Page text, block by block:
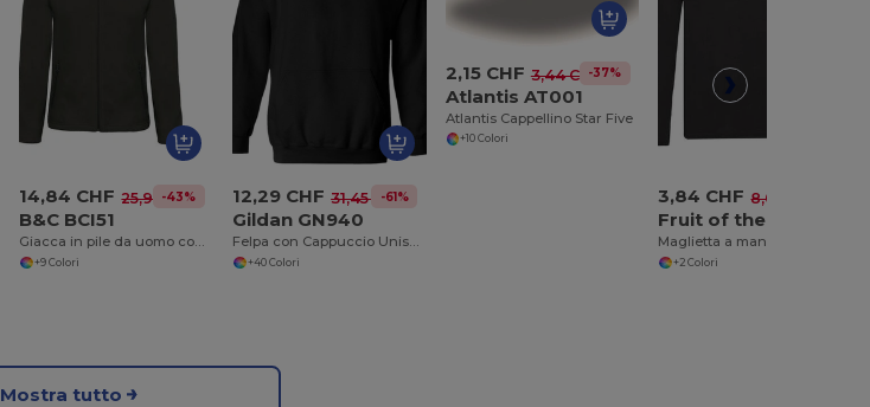
14,84 CHF 25,93 CHF
-43%
B&C BCI51
Giacca in pile da uomo con zip
+9 Colori
12,29 CHF 31,45 CHF
-61%
Gildan GN940
Felpa con Cappuccio Unisex in Cotone e Poliestere di Alta Qualità
+40 Colori
2,15 CHF 3,44 CHF-37%
Atlantis AT001
Atlantis Cappellino Star Five
+10 Colori
3,84 CHF 8,02 CHF
Maglietta a maniche lunghe
+2 Colori
Mostra tutto